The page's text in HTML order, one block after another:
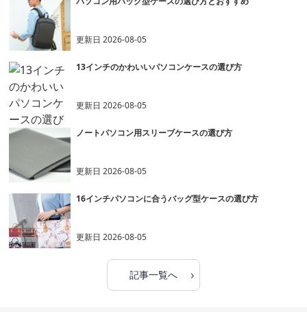
更新日2026-08-05
13インチのかわいいパソコンケースの選び方
更新日2026-08-05
ノートパソコン用スリーブケースの選び方
更新日2026-08-05
16インチパソコンに合うバッグ型ケースの選び方
更新日2026-08-05
記事一覧へ ›